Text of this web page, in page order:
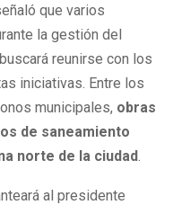
que varios
la gestión del
reunirse con los
iniciativas. Entre los
municipales, obras
de saneamiento
norte de la ciudad
al presidente